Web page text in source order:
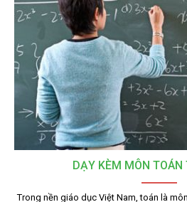
DẠY KÈM MÔN TOÁN
Trong nền giáo dục Việt Nam, toán là